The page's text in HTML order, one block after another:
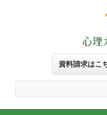
資料請求はこ